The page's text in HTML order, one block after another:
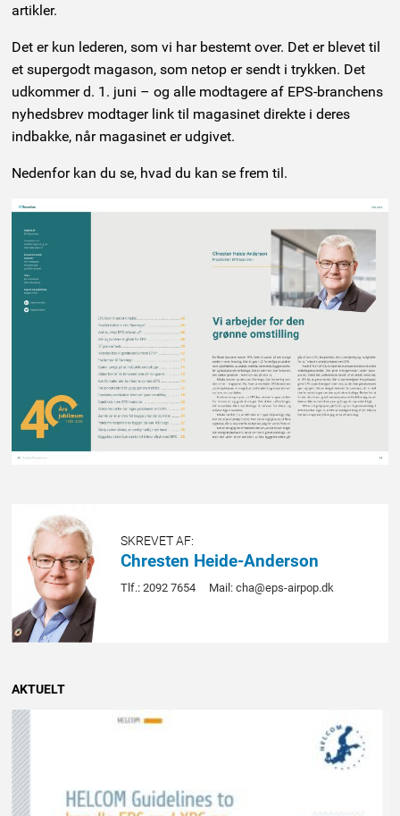
artikler.
Det er kun lederen, som vi har bestemt over. Det er blevet til
et supergodt magason, som netop er sendt i trykken. Det
udkommer d. 1. juni – og alle modtagere af EPS-branchens
nyhedsbrev modtager link til magasinet direkte i deres
indbakke, når magasinet er udgivet.
Nedenfor kan du se, hvad du kan se frem til.
SKREVET AF:
Chresten Heide-Anderson
Tlf.: 2092 7654 Mail: cha@eps-airpop.dk
AKTUELT